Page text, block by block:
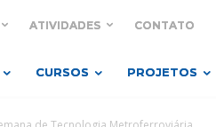
ATIVIDADES CONTATO
CURSOS PROJETOS